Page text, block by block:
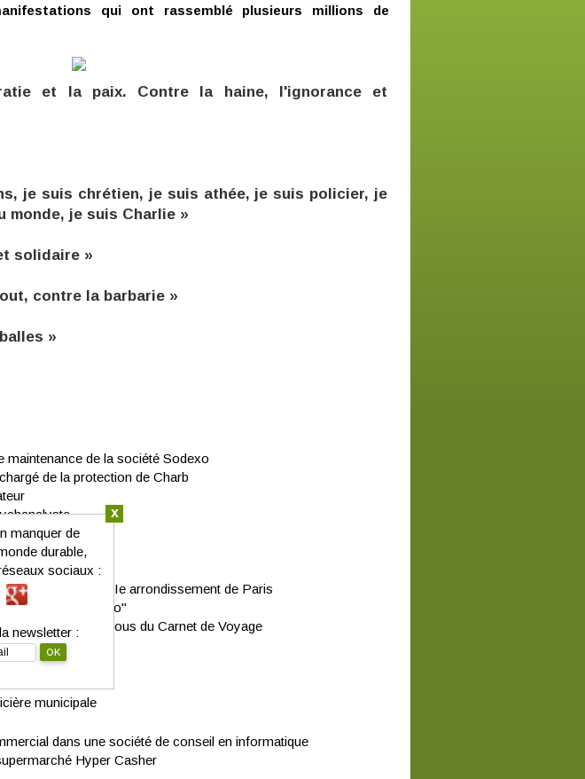
qui ont rassemblé plusieurs millions de
et la paix. Contre la haine, l'ignorance et
je suis chrétien, je suis athée, je suis policier, je
monde, je suis Charlie »
solidaire »
contre la barbarie »
»
maintenance de la société Sodexo
de la protection de Charb
Dessinateur
économiste
commissariat du XIe arrondissement de Paris
de "Charlie Hebdo"
festival Rendez-vous du Carnet de Voyage
municipale
dans une société de conseil en informatique
Hyper Casher
x
manquer de
durable,
sociaux :
newsletter :